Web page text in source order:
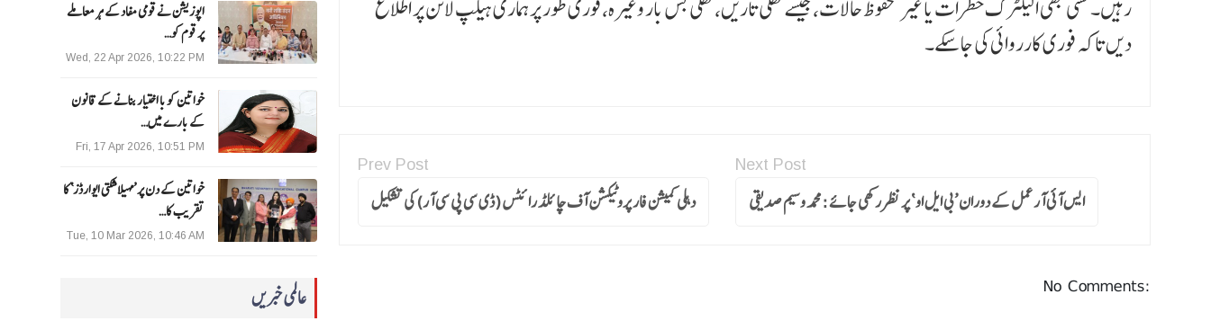
اپوزیشن نے قومی مفاد کے ہر معاملے
پر قوم کو…
Wed, 22 Apr 2026, 10:22 PM
خواتین کو با اختیار بنانے کے قانون
کے بارے میں…
Fri, 17 Apr 2026, 10:51 PM
خواتین کے دن پر ’مہیلا شکتی ایوارڈز‘ کا
تقریب کا…
Tue, 10 Mar 2026, 10:46 AM
عالمی خبریں
رہیں۔ کسی بھی الیکٹرک خطرات یا غیر محفوظ حالات، جیسے کھلی تاریں، کھلی بس بار وغیرہ، فوری طور پر ہماری ہیلپ لائن پر اطلاع
دیں تاکہ فوری کارروائی کی جا سکے۔
Prev Post
دہلی کمیشن فار پروٹیکشن آف چائلڈ رائٹس (ڈی سی پی سی آر) کی تشکیل
Next Post
ایس آئی آر عمل کے دوران ’بی ایل او ‘ پر نظر رکھی جائے :محمد وسیم صدیقی
No Comments: